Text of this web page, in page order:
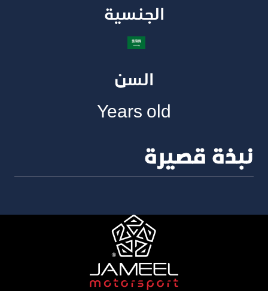
الجنسية​
السن
Years old
نبذة قصيرة